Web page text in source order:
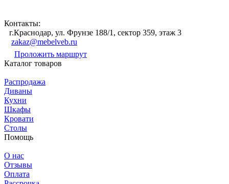
Контакты:
г.Краснодар, ул. Фрунзе 188/1, сектор 359, этаж 3
zakaz@mebelveb.ru
Проложить маршрут
Каталог товаров
Распродажа
Диваны
Кухни
Шкафы
Кровати
Столы
Помощь
О нас
Отзывы
Оплата